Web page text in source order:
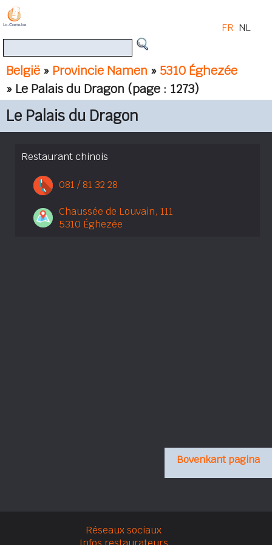
België » Provincie Namen » 5310 Éghezée
» Le Palais du Dragon (page : 1273)
FR NL
Le Palais du Dragon
Restaurant chinois
081 / 81 32 28
Chaussée de Louvain, 111
5310 Éghezée
Bovenkant pagina
Réseaux sociaux